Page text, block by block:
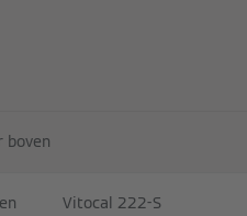
boven
Vitocal 222-S